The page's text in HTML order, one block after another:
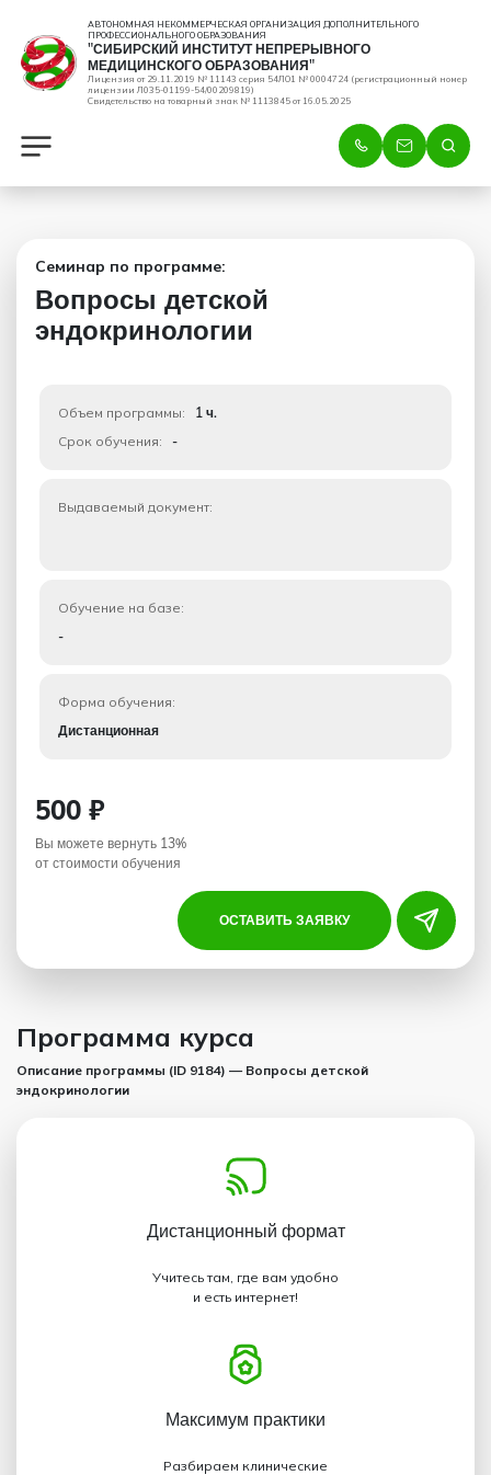
АВТОНОМНАЯ НЕКОММЕРЧЕСКАЯ ОРГАНИЗАЦИЯ ДОПОЛНИТЕЛЬНОГО
ПРОФЕССИОНАЛЬНОГО ОБРАЗОВАНИЯ
"СИБИРСКИЙ ИНСТИТУТ НЕПРЕРЫВНОГО
МЕДИЦИНСКОГО ОБРАЗОВАНИЯ"
Лицензия от 29.11.2019 № 11143 серия 54ЛО1 № 0004724 (регистрационный номер
лицензии Л035-01199-54/00209819)
Свидетельство на товарный знак № 1113845 от 16.05.2025
Семинар по программе:
Вопросы детской
эндокринологии
Объем программы: 1 ч.
Срок обучения: -
Выдаваемый документ:
Обучение на базе:
-
Форма обучения:
Дистанционная
500 ₽
Вы можете вернуть 13%
от стоимости обучения
ОСТАВИТЬ ЗАЯВКУ
Программа курса
Описание программы (ID 9184) — Вопросы детской
эндокринологии
Дистанционный формат
Учитесь там, где вам удобно
и есть интернет!
Максимум практики
Разбираем клинические